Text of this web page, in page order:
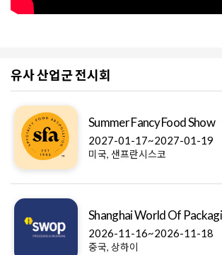
유사 산업군 전시회
Summer Fancy Food Show
2027-01-17~2027-01-19
미국, 샌프란시스코
Shanghai World Of
2026-11-16~2026-11-18
중국, 상하이